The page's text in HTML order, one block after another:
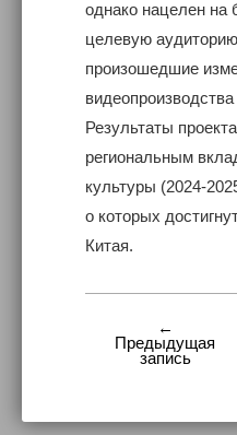
однако нацелен на
целевую
произошедшие
Результаты
региональным
культуры (2024-
о которых
Китая.
Навигация←
Предыдущая
запись